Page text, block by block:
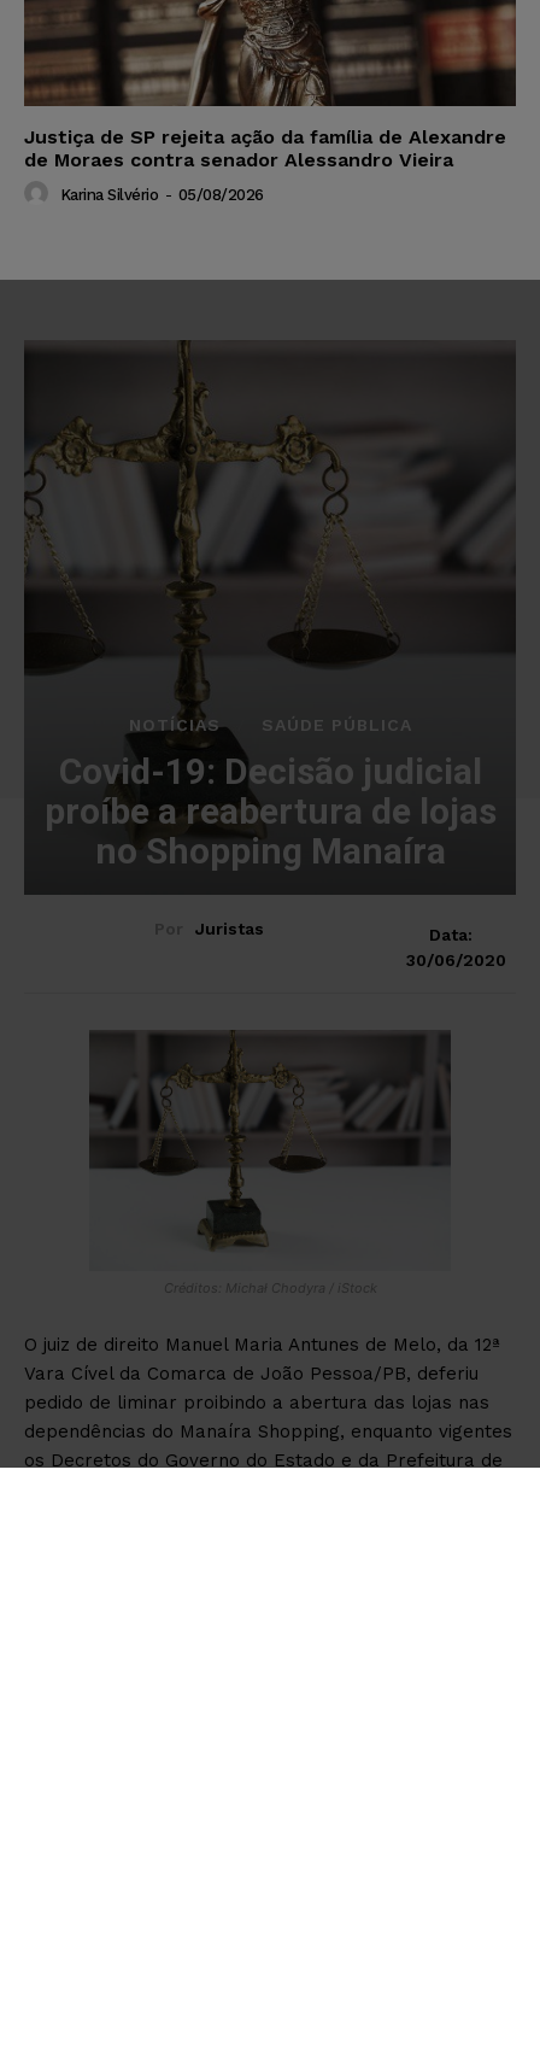
Justiça de SP rejeita ação da família de Alexandre
de Moraes contra senador Alessandro Vieira
Karina Silvério - 05/08/2026